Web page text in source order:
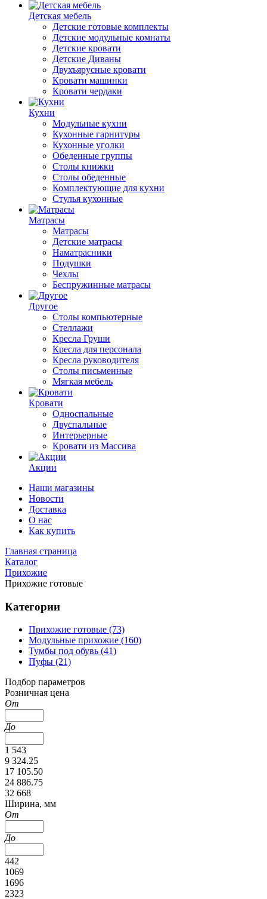
Детская мебель
Детские готовые комплекты
Детские модульные комнаты
Детские кровати
Детские Диваны
Двухъярусные кровати
Кровати машинки
Кровати чердаки
Кухни
Модульные кухни
Кухонные гарнитуры
Кухонные уголки
Обеденные группы
Столы книжки
Столы обеденные
Комплектующие для кухни
Стулья кухонные
Матрасы
Матрасы
Детские матрасы
Наматрасники
Подушки
Чехлы
Беспружинные матрасы
Другое
Столы компьютерные
Стеллажи
Кресла Груши
Кресла для персонала
Кресла руководителя
Столы письменные
Мягкая мебель
Кровати
Односпальные
Двуспальные
Интерьерные
Кровати из Массива
Акции
Наши магазины
Новости
Доставка
О нас
Как купить
Главная страница
Каталог
Прихожие
Прихожие готовые
Категории
Прихожие готовые (73)
Модульные прихожие (160)
Тумбы под обувь (41)
Пуфы (21)
Подбор параметров
Розничная цена
От
До
1 543
9 324.25
17 105.50
24 886.75
32 668
Ширина, мм
От
До
442
1069
1696
2323